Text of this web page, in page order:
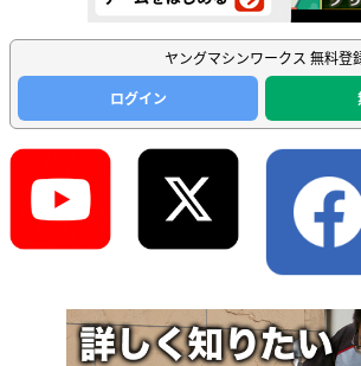
ヤングマシンワークス 無料登
ログイン